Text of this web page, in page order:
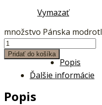
Vymazať
množstvo Pánska
Pridať do košíka
Popis
Ďalšie informácie
Popis